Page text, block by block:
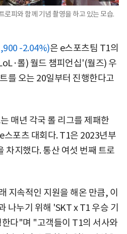
피와 함께 기념 촬영을 하고 있는 모습.
-2.04%)은 e스포츠팀 T1의
롤) 월드 챔피언십'(월즈) 우
를 오는 20일부터 진행한다고
매년 각국 롤 리그를 제패한
스포츠 대회다. T1은 2023년부
차지했다. 통산 여섯 번째 트로
지속적인 지원을 해온 만큼, 이
나누기 위해 'SKT x T1 우승 기
다"며 "고객들이 T1의 서사와